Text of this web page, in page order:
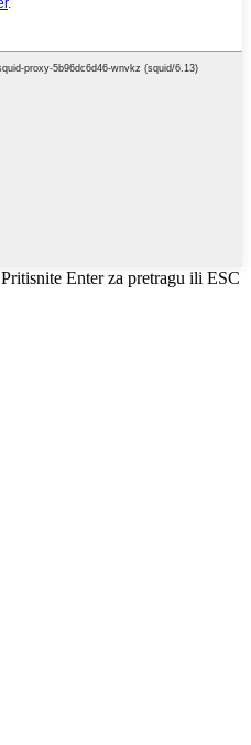
Pritisnite Enter za pretragu ili ESC